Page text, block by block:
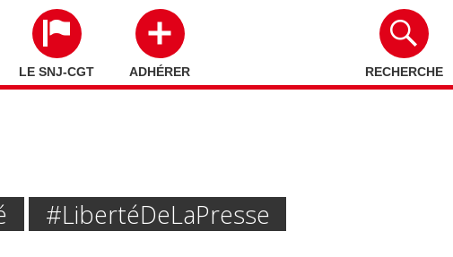
LE SNJ-CGT ADHÉRER RECHERCHE
#liberté De La Presse